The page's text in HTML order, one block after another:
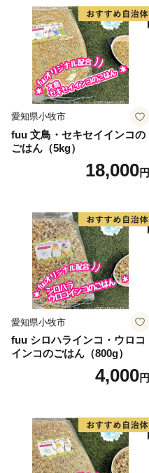
愛知県小牧市
fuu 文鳥・セキセイインコの
ごはん（5kg）
18,000円
愛知県小牧市
fuu シロハラインコ・ウロコ
インコのごはん（800g）
4,000円